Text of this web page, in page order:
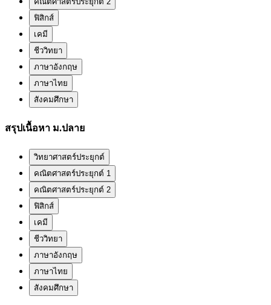
ฟิสิกส์
เคมี
ชีววิทยา
ภาษาอังกฤษ
ภาษาไทย
สังคมศึกษา
สรุปเนื้อหา ม.ปลาย
วิทยาศาสตร์ประยุกต์
คณิตศาสตร์ประยุกต์ 1
คณิตศาสตร์ประยุกต์ 2
ฟิสิกส์
เคมี
ชีววิทยา
ภาษาอังกฤษ
ภาษาไทย
สังคมศึกษา